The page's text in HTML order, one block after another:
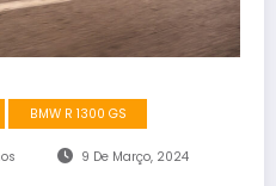
BMW R 1300 GS
9 De Março, 2024